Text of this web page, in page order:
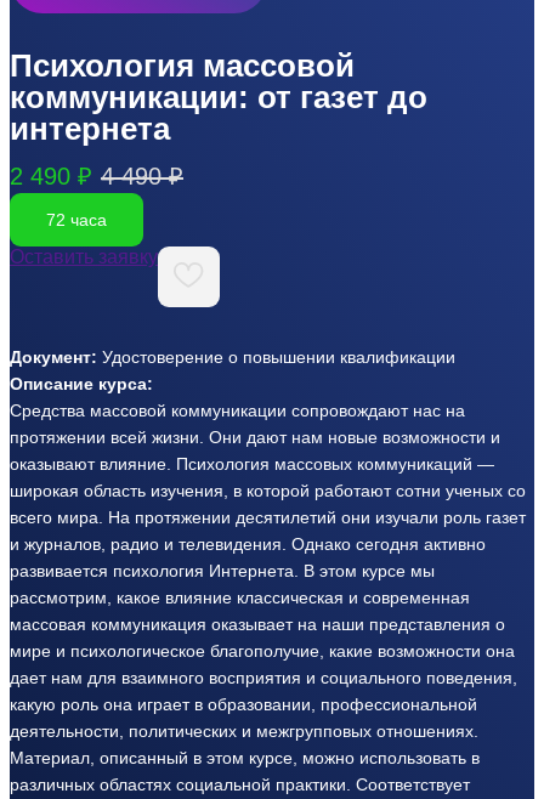
Психология массовой
коммуникации: от газет до
интернета
2 490 ₽ 4 490 ₽
72 часа
Оставить заявку
Документ: Удостоверение о повышении квалификации
Описание курса:
Средства массовой коммуникации сопровождают нас на
протяжении всей жизни. Они дают нам новые возможности и
оказывают влияние. Психология массовых коммуникаций —
широкая область изучения, в которой работают сотни ученых со
всего мира. На протяжении десятилетий они изучали роль газет
и журналов, радио и телевидения. Однако сегодня активно
развивается психология Интернета. В этом курсе мы
рассмотрим, какое влияние классическая и современная
массовая коммуникация оказывает на наши представления о
мире и психологическое благополучие, какие возможности она
дает нам для взаимного восприятия и социального поведения,
какую роль она играет в образовании, профессиональной
деятельности, политических и межгрупповых отношениях.
Материал, описанный в этом курсе, можно использовать в
различных областях социальной практики. Соответствует